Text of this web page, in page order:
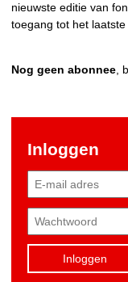
nieuwste editie van
toegang tot het
Nog geen abonnee ,
Inloggen
Inloggen